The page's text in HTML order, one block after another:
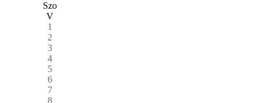
Szo
V
1
2
3
4
5
6
7
8